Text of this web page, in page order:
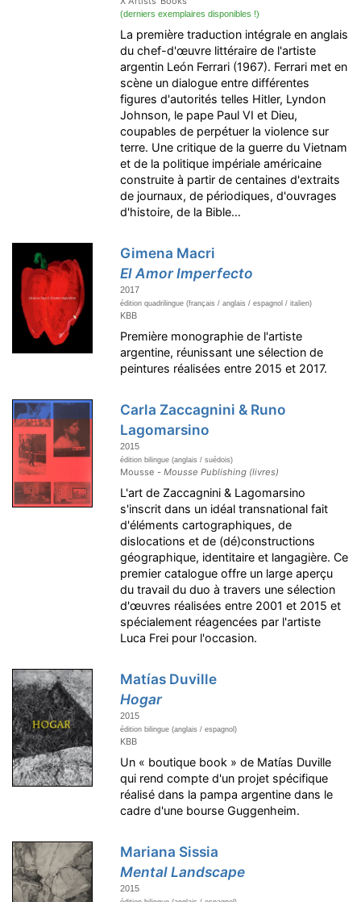
(derniers exemplaires disponibles !)
La première traduction intégrale en anglais
du chef-d'œuvre littéraire de l'artiste
argentin León Ferrari (1967). Ferrari met en
scène un dialogue entre différentes
figures d'autorités telles Hitler, Lyndon
Johnson, le pape Paul VI et Dieu,
coupables de perpétuer la violence sur
terre. Une critique de la guerre du Vietnam
et de la politique impériale américaine
construite à partir de centaines d'extraits
de journaux, de périodiques, d'ouvrages
d'histoire, de la Bible…
Gimena Macri
El Amor Imperfecto
2017
édition quadrilingue (français / anglais / espagnol / italien)
KBB
Première monographie de l'artiste
argentine, réunissant une sélection de
peintures réalisées entre 2015 et 2017.
Carla Zaccagnini & Runo
Lagomarsino
2015
édition bilingue (anglais / suédois)
Mousse -Mousse Publishing (livres)
L'art de Zaccagnini & Lagomarsino
s'inscrit dans un idéal transnational fait
d'éléments cartographiques, de
dislocations et de (dé)constructions
géographique, identitaire et langagière. Ce
premier catalogue offre un large aperçu
du travail du duo à travers une sélection
d'œuvres réalisées entre 2001 et 2015 et
spécialement réagencées par l'artiste
Luca Frei pour l'occasion.
Matías Duville
Hogar
2015
édition bilingue (anglais / espagnol)
KBB
Un « boutique book » de Matías Duville
qui rend compte d'un projet spécifique
réalisé dans la pampa argentine dans le
cadre d'une bourse Guggenheim.
Mariana Sissia
Mental Landscape
2015